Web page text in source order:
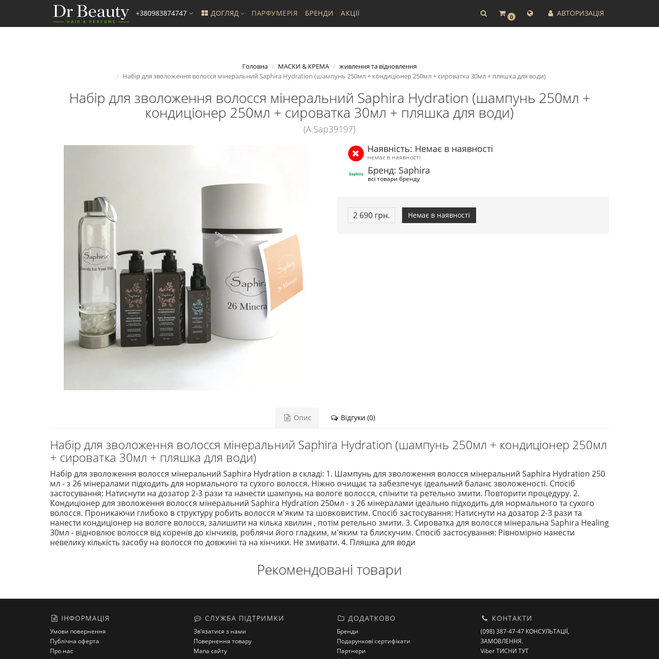
0 АВТОРИЗАЦІЯ
+380983874747 ДОГЛЯД ПАРФУМЕРІЯ БРЕНДИ АКЦІЇ
Головна МАСКИ & КРЕМА
живлення та вiдновлення
Набір для зволоження волосся мінеральний Saphira Hydration (шампунь 250мл + кондиціонер 250мл + сироватка 30мл + пляшка для води)
Набір для зволоження волосся мінеральний Saphira Hydration (шампунь 250мл +
кондиціонер 250мл + сироватка 30мл + пляшка для води)
(A.Sap39197)
Наявність: Немає в наявності
немає в наявності
Бренд: Saphira
всі товари бренду
2 690 грн. Немає в наявності
Опис Відгуки (0)
Набір для зволоження волосся мінеральний Saphira Hydration (шампунь 250мл + кондиціонер 250мл
+ сироватка 30мл + пляшка для води)
Набір для зволоження волосся мінеральний Saphira Hydration в складі: 1. Шампунь для зволоження волосся мінеральний Saphira Hydration 250
мл - з 26 мінералами підходить для нормального та сухого волосся. Ніжно очищає та забезпечує ідеальний баланс зволоженості. Спосіб
застосування: Натиснути на дозатор 2-3 рази та нанести шампунь на вологе волосся, спінити та ретельно змити. Повторити процедуру. 2.
Кондиціонер для зволоження волосся мінеральний Saphira Hydration 250мл - з 26 мінералами ідеально підходить для нормального та сухого
волосся. Проникаючи глибоко в структуру робить волосся м'яким та шовковистим. Спосіб застосування: Натиснути на дозатор 2-3 рази та
нанести кондиціонер на вологе волосся, залишити на кілька хвилин , потім ретельно змити. 3. Сироватка для волосся мінеральна Saphira Healing
30мл - відновлює волосся від коренів до кінчиків, роблячи його гладким, м'яким та блискучим. Спосіб застосування: Рівномірно нанести
невелику кількість засобу на волосся по довжині та на кінчики. Не змивати. 4. Пляшка для води
Рекомендовані товари
ІНФОРМАЦІЯ
Умови повернення
Публічна оферта
Про нас
СЛУЖБА ПІДТРИМКИ
Зв’язатися з нами
Повернення товару
Мапа сайту
ДОДАТКОВО
Бренди
Подарункові сертифікати
Партнери
КОНТАКТИ
(098) 387-47-47 КОНСУЛЬТАЦІЇ,
ЗАМОВЛЕННЯ.
Viber ТИСНИ ТУТ